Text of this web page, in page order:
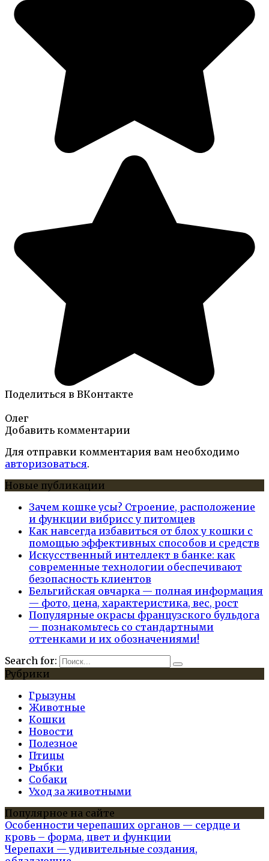
Поделиться в ВКонтакте
Олег
Добавить комментарии
Для отправки комментария вам необходимо
авторизоваться.
Новые публикации
Зачем кошке усы? Строение, расположение
и функции вибрисс у питомцев
Как навсегда избавиться от блох у кошки с
помощью эффективных способов и средств
Искусственный интеллект в банке: как
современные технологии обеспечивают
безопасность клиентов
Бельгийская овчарка — полная информация
— фото, цена, характеристика, вес, рост
Популярные окрасы французского бульдога
— познакомьтесь со стандартными
оттенками и их обозначениями!
Search for:
Рубрики
Грызуны
Животные
Кошки
Новости
Полезное
Птицы
Рыбки
Собаки
Уход за животными
Популярное на сайте
Особенности черепаших органов — сердце и
кровь – форма, цвет и функции
Черепахи — удивительные создания,